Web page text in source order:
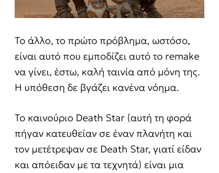
Το άλλο, το πρώτο πρόβλημα, ωστόσο,
είναι αυτό που εμποδίζει αυτό το remake
να γίνει, έστω, καλή ταινία από μόνη της.
Η υπόθεση δε βγάζει κανένα νόημα.
Το καινούριο Death Star (αυτή τη φορά
πήγαν κατευθείαν σε έναν πλανήτη και
τον μετέτρεψαν σε Death Star, γιατί είδαν
και απόειδαν με τα τεχνητά) είναι μια